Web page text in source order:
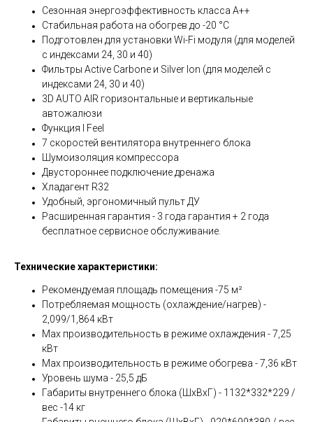
Сезонная энергоэффективность класса А++
Стабильная работа на обогрев до -20 °С
Подготовлен для установки Wi-Fi модуля (для моделей
с индексами 24, 30 и 40)
Фильтры Active Carbone и Silver Ion (для моделей с
индексами 24, 30 и 40)
3D AUTO AIR горизонтальные и вертикальные
автожалюзи
Функция I Feel
7 скоростей вентилятора внутреннего блока
Шумоизоляция компрессора
Двустороннее подключение дренажа
Хладагент R32
Удобный, эргономичный пульт ДУ
Расширенная гарантия - 3 года гарантия + 2 года
бесплатное сервисное обслуживание.
Технические характеристики:
Рекомендуемая площадь помещения -75 м²
Потребляемая мощность (охлаждение/нагрев) -
2,099/1,864 кВт
Мах производительность в режиме охлаждения - 7,25
кВт
Мах производительность в режиме обогрева - 7,36 кВт
Уровень шума - 25,5 дБ
Габариты внутреннего блока (ШхВхГ) - 1132*332*229 /
вес -14 кг